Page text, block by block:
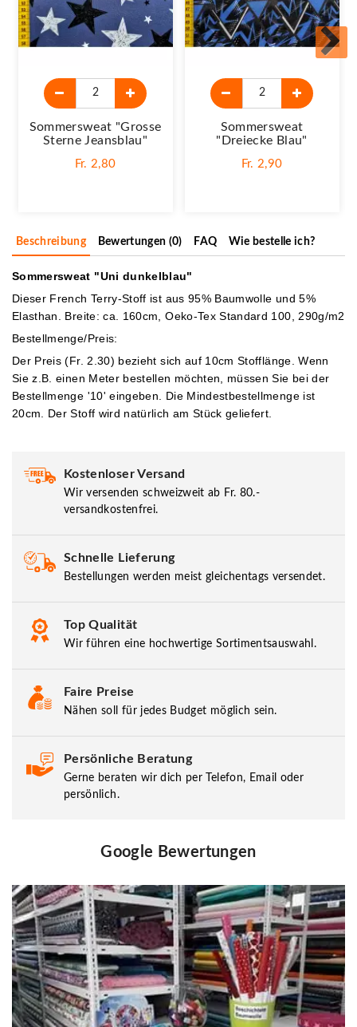
Sommersweat "Grosse
Sterne Jeansblau"
Fr. 2,80
Sommersweat
"Dreiecke Blau"
Fr. 2,90
Beschreibung Bewertungen (0) FAQ Wie bestelle ich?
Sommersweat "Uni dunkelblau"
Dieser French Terry-Stoff ist aus 95% Baumwolle und 5%
Elasthan. Breite: ca. 160cm, Oeko-Tex Standard 100, 290g/m2
Bestellmenge/Preis:
Der Preis (Fr. 2.30) bezieht sich auf 10cm Stofflänge. Wenn
Sie z.B. einen Meter bestellen möchten, müssen Sie bei der
Bestellmenge '10' eingeben. Die Mindestbestellmenge ist
20cm. Der Stoff wird natürlich am Stück geliefert.
Kostenloser Versand
Wir versenden schweizweit ab Fr. 80.-
versandkostenfrei.
Schnelle Lieferung
Bestellungen werden meist gleichentags versendet.
Top Qualität
Wir führen eine hochwertige Sortimentsauswahl.
Faire Preise
Nähen soll für jedes Budget möglich sein.
Persönliche Beratung
Gerne beraten wir dich per Telefon, Email oder
persönlich.
Google Bewertungen